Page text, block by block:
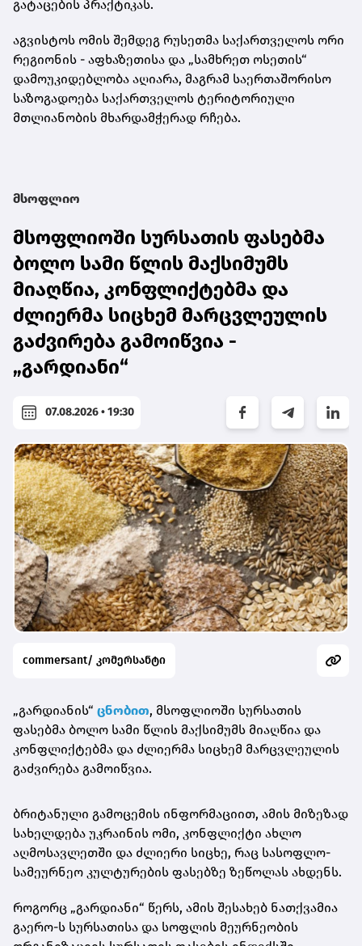
გატაცების პრაქტიკას.
აგვისტოს ომის შემდეგ რუსეთმა საქართველოს ორი
რეგიონის - აფხაზეთისა და „სამხრეთ ოსეთის“
დამოუკიდებლობა აღიარა, მაგრამ საერთაშორისო
საზოგადოება საქართველოს ტერიტორიული
მთლიანობის მხარდამჭერად რჩება.
მსოფლიო
მსოფლიოში სურსათის ფასებმა
ბოლო სამი წლის მაქსიმუმს
მიაღწია, კონფლიქტებმა და
ძლიერმა სიცხემ მარცვლეულის
გაძვირება გამოიწვია -
„გარდიანი“
07.08.2026 • 19:30
commersant/ კომერსანტი
„გარდიანის“ ცნობით, მსოფლიოში სურსათის
ფასებმა ბოლო სამი წლის მაქსიმუმს მიაღწია და
კონფლიქტებმა და ძლიერმა სიცხემ მარცვლეულის
გაძვირება გამოიწვია.
ბრიტანული გამოცემის ინფორმაციით, ამის მიზეზად
სახელდება უკრაინის ომი, კონფლიქტი ახლო
აღმოსავლეთში და ძლიერი სიცხე, რაც სასოფლო-
სამეურნეო კულტურების ფასებზე ზეწოლას ახდენს.
როგორც „გარდიანი“ წერს, ამის შესახებ ნათქვამია
გაერო-ს სურსათისა და სოფლის მეურნეობის